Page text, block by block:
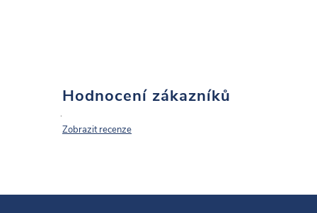
Hodnocení zákazníků
Zobrazit recenze